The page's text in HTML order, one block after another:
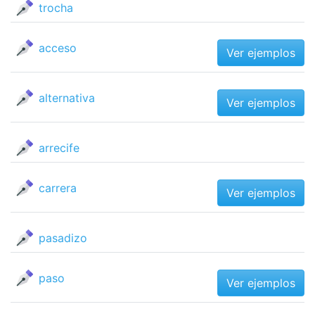
trocha
acceso Ver ejemplos
alternativa Ver ejemplos
arrecife
carrera Ver ejemplos
pasadizo
paso Ver ejemplos